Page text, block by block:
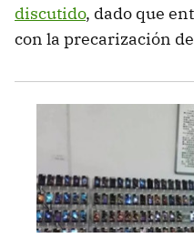
discutido, dado que
con la precarización